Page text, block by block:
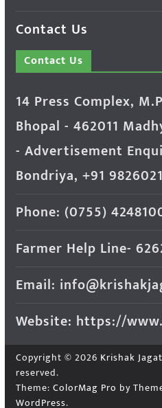
Contact Us
Contact Us
14 Press Complex,
Bhopal - 462011
- Advertisement
Bondriya, +91
Phone: (0755)
Farmer Help Line-
Email:
Website: https://
Copyright © 2026 Krishak
reserved.
Theme: ColorMag Pro by
WordPress.